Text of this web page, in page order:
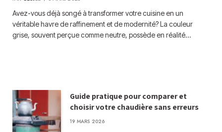
Avez-vous déjà songé à transformer votre cuisine en un
véritable havre de raffinement et de modernité? La couleur
grise, souvent perçue comme neutre, possède en réalité…
Guide pratique pour comparer et
choisir votre chaudière sans erreurs
19 MARS 2026